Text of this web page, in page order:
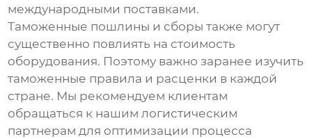
международными поставками.
Таможенные пошлины и сборы также могут
существенно повлиять на стоимость
оборудования. Поэтому важно заранее изучить
таможенные правила и расценки в каждой
стране. Мы рекомендуем клиентам
обращаться к нашим логистическим
партнерам для оптимизации процесса